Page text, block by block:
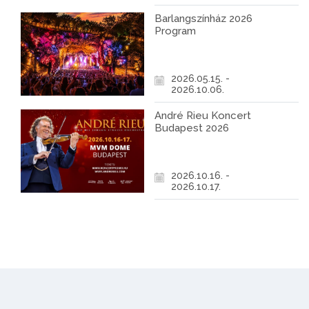
Barlangszínház 2026
Program
2026.05.15. -
2026.10.06.
André Rieu Koncert
Budapest 2026
2026.10.16. -
2026.10.17.